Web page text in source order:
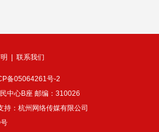
联系我们
备05064261号-2
中心B座 邮编：310026
：杭州网络传媒有限公司